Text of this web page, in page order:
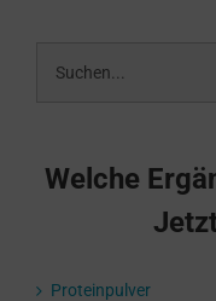
nach:
Welche
Proteinpulver